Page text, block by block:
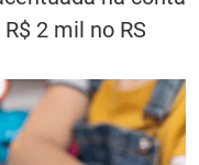
2 mil no RS